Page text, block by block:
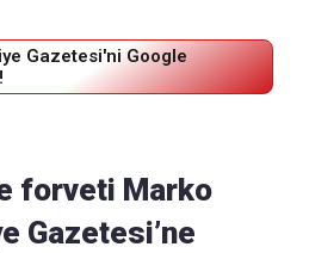
Gazetesi'ni Google
forveti Marko
Gazetesi’ne